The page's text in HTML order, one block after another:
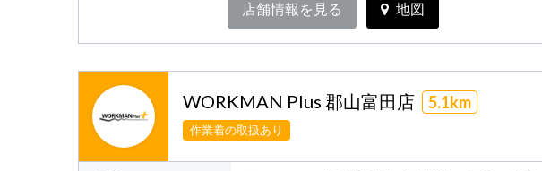
店舗情報を見る 地図
WORKMAN Plus 郡山富田店 5.1km
作業着の取扱あり